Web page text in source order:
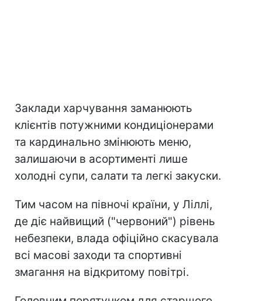
Заклади харчування заманюють
клієнтів потужними кондиціонерами
та кардинально змінюють меню,
залишаючи в асортименті лише
холодні супи, салати та легкі закуски.
Тим часом на півночі країни, у Ліллі,
де діє найвищий ("червоний") рівень
небезпеки, влада офіційно скасувала
всі масові заходи та спортивні
змагання на відкритому повітрі.